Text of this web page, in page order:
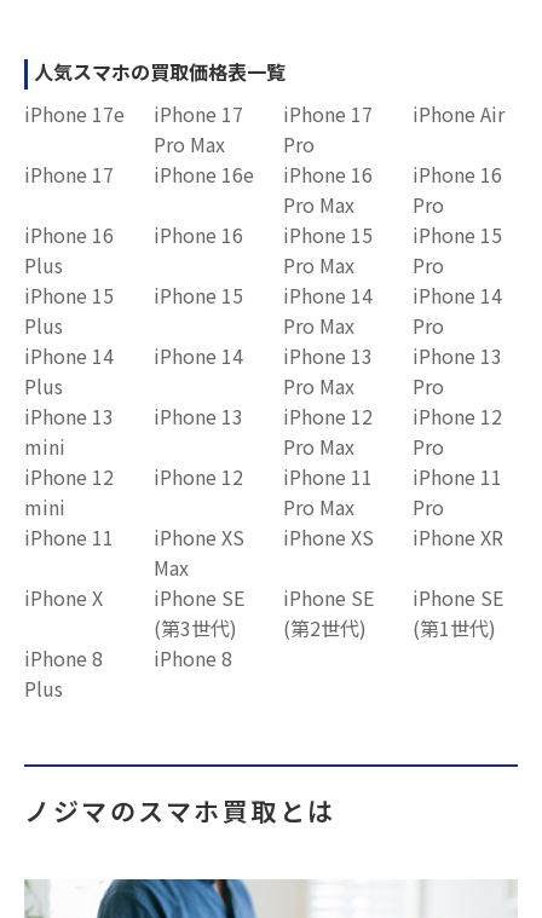
人気スマホの買取価格表一覧
iPhone 17e
iPhone 17
Pro Max
iPhone 17
Pro
iPhone Air
iPhone 17 iPhone 16e
iPhone 16
Pro Max
iPhone 16
Pro
iPhone 16
Plus
iPhone 16
iPhone 15
Pro Max
iPhone 15
Pro
iPhone 15
Plus
iPhone 15
iPhone 14
Pro Max
iPhone 14
Pro
iPhone 14
Plus
iPhone 14
iPhone 13
Pro Max
iPhone 13
Pro
iPhone 13
mini
iPhone 13
iPhone 12
Pro Max
iPhone 12
Pro
iPhone 12
mini
iPhone 12
iPhone 11
Pro Max
iPhone 11
Pro
iPhone 11
iPhone XS
Max
iPhone XS iPhone XR
iPhone X
iPhone SE
(第3世代)
iPhone SE
(第2世代)
iPhone SE
(第1世代)
iPhone 8
Plus
iPhone 8
ノジマのスマホ買取とは